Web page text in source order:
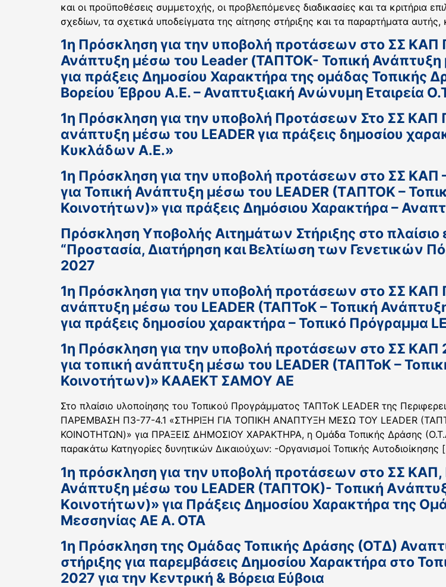
και οι προϋποθέσεις συμμετοχής, οι προβλεπόμενες διαδικασίες και τα κριτήρια
σχεδίων, τα σχετικά υποδείγματα της αίτησης στήριξης και τα παραρτήματα
1η Πρόσκληση για την υποβολή προτάσεων στο ΣΣ ΚΑΠ
Ανάπτυξη μέσω του Leader (ΤΑΠΤΟΚ- Τοπική
για πράξεις Δημοσίου Χαρακτήρα της ομάδας Τοπικής
Βορείου Έβρου Α.Ε. – Αναπτυξιακή Ανώνυμη Εταιρεία
1η Πρόσκληση για την υποβολή Προτάσεων Στο ΣΣ ΚΑΠ
ανάπτυξη μέσω του LEADER για πράξεις δημοσίου
Κυκλάδων Α.Ε.»
1η Πρόσκληση για την υποβολή προτάσεων στο ΣΣ ΚΑΠ
για Τοπική Ανάπτυξη μέσω του LEADER (TΑΠΤΟΚ –
Κοινοτήτων)» για πράξεις Δημόσιου Χαρακτήρα –
Πρόσκληση Υποβολής Αιτημάτων Στήριξης στο
“Προστασία, Διατήρηση και Βελτίωση των Γενετικών
2027
1η Πρόσκληση για την υποβολή προτάσεων στο ΣΣ ΚΑΠ
ανάπτυξη μέσω του LEADER (ΤΑΠΤοΚ – Τοπική
για πράξεις δημοσίου χαρακτήρα – Τοπικό Πρόγραμμα
1η Πρόσκληση για την υποβολή προτάσεων στο ΣΣ
για τοπική ανάπτυξη μέσω του LEADER (ΤΑΠΤοΚ –
Κοινοτήτων)» ΚΑΑΕΚΤ ΣΑΜΟΥ ΑΕ
Στο πλαίσιο υλοποίησης του Τοπικού Προγράμματος ΤΑΠΤοΚ LEADER της
ΠΑΡΕΜΒΑΣΗ Π3-77-4.1 «ΣΤΗΡΙΞΗ ΓΙΑ ΤΟΠΙΚΗ ΑΝΑΠΤΥΞΗ ΜΕΣΩ ΤΟΥ LEADER
ΚΟΙΝΟΤΗΤΩΝ)» για ΠΡΑΞΕΙΣ ΔΗΜΟΣΙΟΥ ΧΑΡΑΚΤΗΡΑ, η Ομάδα Τοπικής Δράσης
παρακάτω Κατηγορίες δυνητικών Δικαιούχων: -Οργανισμοί Τοπικής Αυτοδιοίκησης
1η πρόσκληση για την υποβολή προτάσεων στο ΣΣ ΚΑΠ,
Ανάπτυξη μέσω του LEADER (ΤΑΠΤΟΚ)- Tοπική
Kοινοτήτων)» για Πράξεις Δημοσίου Χαρακτήρα της
Μεσσηνίας ΑΕ Α. ΟΤΑ
1η Πρόσκληση της Ομάδας Τοπικής Δράσης (ΟΤΔ)
στήριξης για παρεμβάσεις Δημοσίου Χαρακτήρα στο
2027 για την Κεντρική & Βόρεια Εύβοια